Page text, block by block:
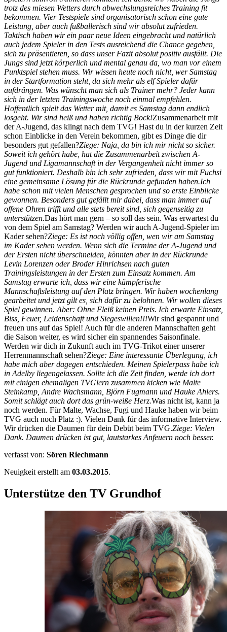
trotz des miesen Wetters durch abwechslungsreiches Training fit
bekommen. Vier Testspiele sind organisatorisch schon eine gute
Leistung, aber auch fußballerisch sind wir absolut zufrieden.
Taktisch haben wir ein paar neue Ideen eingebracht und natürlich
auch jedem Spieler in den Tests ausreichend die Chance gegeben,
sich zu präsentieren, so dass unser Fazit absolut positiv ausfällt. Die
Jungs sind jetzt körperlich und mental genau da, wo man vor einem
Punktspiel stehen muss. Wir wissen heute noch nicht, wer Samstag
in der Startformation steht, da sich mehr als elf Spieler dafür
aufdrängen. Was wünscht man sich als Trainer mehr? Jeder kann
sich in der letzten Trainingswoche noch einmal empfehlen.
Hoffentlich spielt das Wetter mit, damit es Samstag dann endlich
losgeht. Wir sind heiß und haben richtig Bock!Zusammenarbeit mit
der A-Jugend, das klingt nach dem TVG! Hast du in der kurzen Zeit
schon Einblicke in den Verein bekommen, gibt es Dinge die dir
besonders gut gefallen?Ziege: Naja, da bin ich mir nicht so sicher.
Soweit ich gehört habe, hat die Zusammenarbeit zwischen A-
Jugend und Ligamannschaft in der Vergangenheit nicht immer so
gut funktioniert. Deshalb bin ich sehr zufrieden, dass wir mit Fuchsi
eine gemeinsame Lösung für die Rückrunde gefunden haben.Ich
habe schon mit vielen Menschen gesprochen und so erste Einblicke
gewonnen. Besonders gut gefällt mir dabei, dass man immer auf
offene Ohren trifft und alle stets bereit sind, sich gegenseitig zu
unterstützen.Das hört man gern – so soll das sein. Was erwartest du
von dem Spiel am Samstag? Werden wir auch A-Jugend-Spieler im
Kader sehen?Ziege: Es ist noch völlig offen, wen wir am Samstag
im Kader sehen werden. Wenn sich die Termine der A-Jugend und
der Ersten nicht überschneiden, könnten aber in der Rückrunde
Levin Lorenzen oder Broder Hinrichsen nach guten
Trainingsleistungen in der Ersten zum Einsatz kommen. Am
Samstag erwarte ich, dass wir eine kämpferische
Mannschaftsleistung auf den Platz bringen. Wir haben wochenlang
gearbeitet und jetzt gilt es, sich dafür zu belohnen. Wir wollen dieses
Spiel gewinnen. Aber: Ohne Fleiß keinen Preis. Ich erwarte Einsatz,
Biss, Feuer, Leidenschaft und Siegeswillen!!!Wir sind gespannt und
freuen uns auf das Spiel! Auch für die anderen Mannschaften geht
die Saison weiter, es wird sicher ein spannendes Saisonfinale.
Werden wir dich in Zukunft auch im TVG-Trikot einer unserer
Herrenmannschaft sehen?Ziege: Eine interessante Überlegung, ich
habe mich aber dagegen entschieden. Meinen Spielerpass habe ich
in Adelby liegengelassen. Sollte ich die Zeit finden, werde ich dort
mit einigen ehemaligen TVGlern zusammen kicken wie Malte
Steinkamp, Andre Wachsmann, Björn Fugmann und Hauke Ahlers.
Somit schlägt auch dort das grün-weiße Herz.Was nicht ist, kann ja
noch werden. Für Malte, Wachse, Fugi und Hauke haben wir beim
TVG auch noch Platz :). Vielen Dank für das informative Interview.
Wir drücken die Daumen für dein Debüt beim TVG.Ziege: Vielen
Dank. Daumen drücken ist gut, lautstarkes Anfeuern noch besser.
verfasst von: Sören Riechmann
Neuigkeit erstellt am 03.03.2015.
Unterstütze den TV Grundhof